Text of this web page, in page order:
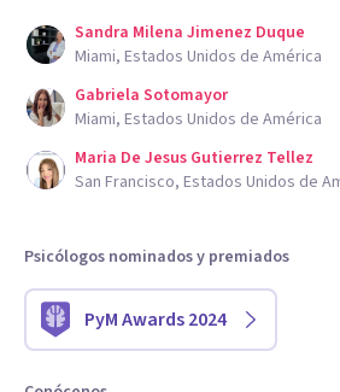
Sandra Milena Jimenez Duque
Miami, Estados Unidos de América
Gabriela Sotomayor
Miami, Estados Unidos de América
Maria De Jesus Gutierrez Tellez
San Francisco, Estados Unidos de
Psicólogos nominados y premiados
PyM Awards 2024